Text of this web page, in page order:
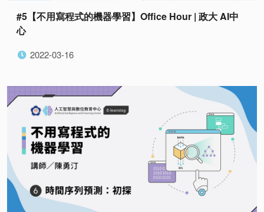
#5【不用寫程式的機器學習】Office Hour | 政大 AI中
心
2022-03-16